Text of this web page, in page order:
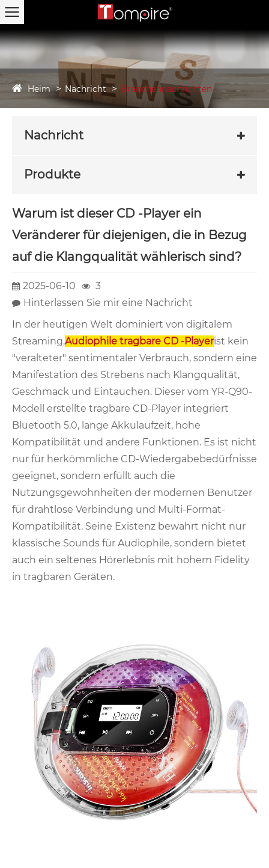
Heim Nachricht Branchennachrichten
Nachricht
Produkte
Warum ist dieser CD -Player ein
Veränderer für diejenigen, die in Bezug
auf die Klangqualität wählerisch sind?
2025-06-10
3
Hinterlassen Sie mir eine Nachricht
In der heutigen Welt dominiert von digitalem
Streaming,Audiophile tragbare CD -Playerist kein
"veralteter" sentimentaler Verbrauch, sondern eine
Manifestation des Strebens nach Klangqualität,
Geschmack und Eintauchen. Dieser vom YR-Q90-
Modell erstellte tragbare CD-Player integriert
Bluetooth 5.0, lange Akkulaufzeit, hohe
Kompatibilität und andere Funktionen. Es ist nicht
nur für herkömmliche CD-Wiedergabebedürfnisse
geeignet, sondern erfüllt auch die
Nutzungsgewohnheiten der modernen Benutzer
für drahtlose Verbindung und Multi-Format-
Kompatibilität. Seine Existenz bewahrt nicht nur
klassische Sounds für Audiophile, sondern bietet
auch ein seltenes Hörerlebnis mit hohem Fidelity
in tragbaren Geräten.